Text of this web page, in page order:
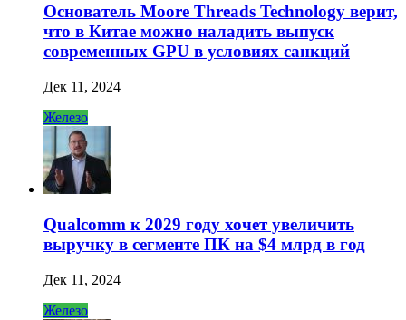
Основатель Moore Threads Technology верит,
что в Китае можно наладить выпуск
современных GPU в условиях санкций
Дек 11, 2024
Железо
Qualcomm к 2029 году хочет увеличить
выручку в сегменте ПК на $4 млрд в год
Дек 11, 2024
Железо